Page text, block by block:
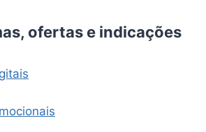
ofertas e indicações